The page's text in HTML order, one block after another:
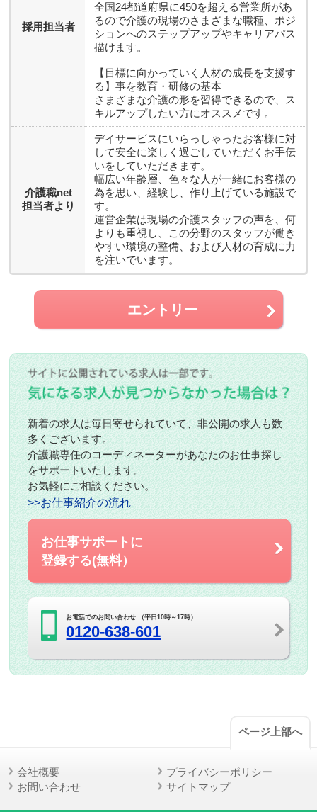
採用担当者
全国24都道府県に450を超える営業所があ
るので介護の現場のさまざまな職種、ポジ
ションへのステップアップやキャリアパス
描けます。
【目標に向かっていく人材の成長を支援す
る】事を教育・研修の基本
さまざまな介護の形を習得できるので、ス
キルアップしたい方にオススメです。
介護職net
担当者より
デイサービスにいらっしゃったお客様に対
して安全に楽しく過ごしていただくお手伝
いをしていただきます。
幅広い年齢層、色々な人が一緒にお客様の
為を思い、経験し、作り上げている施設で
す。
運営企業は現場の介護スタッフの声を、何
よりも重視し、この分野のスタッフが働き
やすい環境の整備、および人材の育成に力
を注いでいます。
エントリー
新着の求人は毎日寄せられていて、非公開の求人も数
多くございます。
介護職専任のコーディネーターがあなたのお仕事探し
をサポートいたします。
お気軽にご相談ください。
>>お仕事紹介の流れ
お仕事サポートに
登録する(無料）
お電話でのお問い合わせ （平日10時～17時）
0120-638-601
ページ上部へ
会社概要
プライバシーポリシー
お問い合わせ
サイトマップ